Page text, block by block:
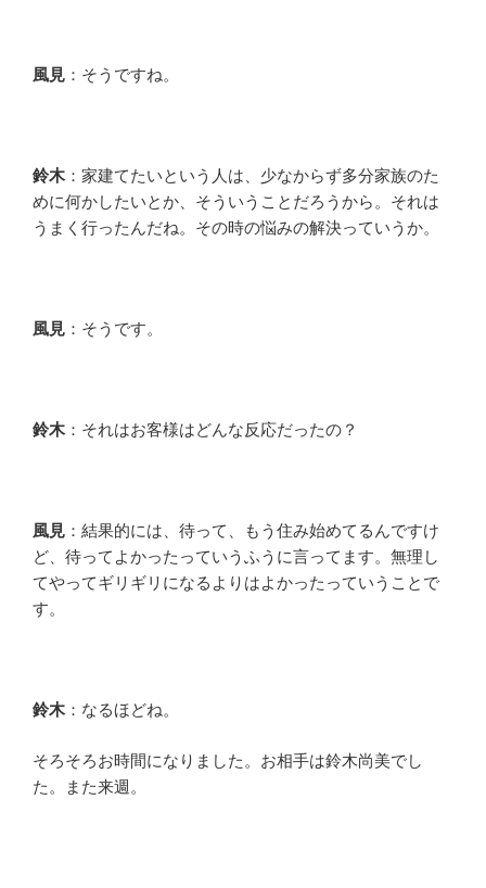
風見 ：そうですね。
鈴木：家建てたいという人は、少なからず多分家族のた
めに何かしたいとか、そういうことだろうから。それは
うまく行ったんだね。その時の悩みの解決っていうか。
風見 ：そうです。
鈴木：それはお客様はどんな反応だったの？
風見 ：結果的には、待って、もう住み始めてるんですけ
ど、待ってよかったっていうふうに言ってます。無理し
てやってギリギリになるよりはよかったっていうことで
す。
鈴木：なるほどね。
そろそろお時間になりました。お相手は鈴木尚美でし
た。また来週。